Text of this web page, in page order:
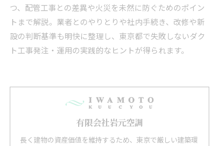
つ、配管工事との差異や火災を未然に防ぐためのポイン
トまで解説。業者とのやりとりや社内手続き、改修や新
設の判断基準も明快に整理し、東京都で失敗しないダク
ト工事発注・運用の実践的なヒントが得られます。
有限会社岩元空調
長く建物の資産価値を維持するため、東京で厳しい建築環